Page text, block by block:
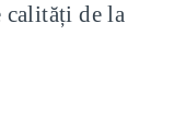
calități de la